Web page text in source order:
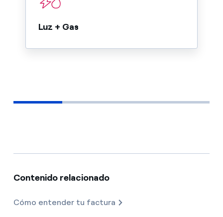
Luz + Gas
Contenido relacionado
Cómo entender tu factura